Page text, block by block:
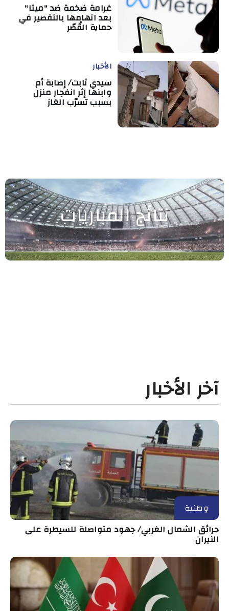
غرامة ضخمة ضد "ميتا"
بعد اتهامها بالتقصير في
حماية القُصّر
الأخبار
سيدي ثابت/ إصابة أم
وابنها إثر انفجار منزل
بسبب تسرّب الغاز
نتائج المباريات
آخر الأخبار
وطنية
حرائق الشمال الغربي/ جهود متواصلة للسيطرة على
النيران